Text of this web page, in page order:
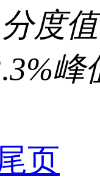
度
页